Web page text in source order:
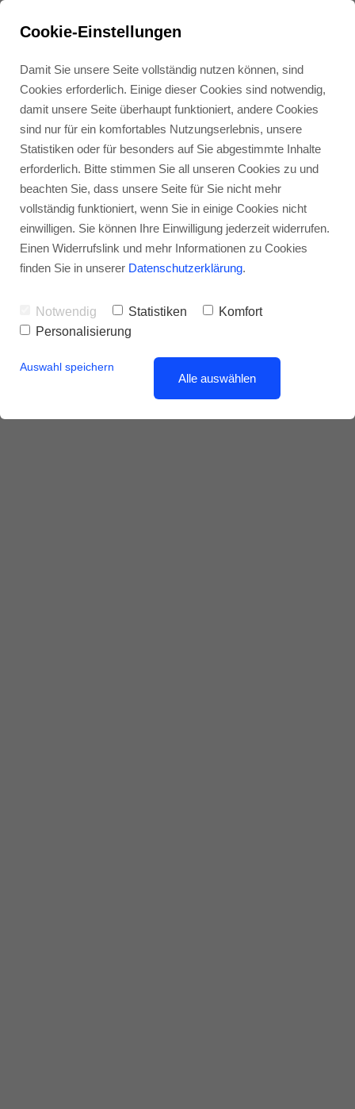
Cookie-Einstellungen
Damit Sie unsere Seite vollständig nutzen können, sind
Cookies erforderlich. Einige dieser Cookies sind notwendig,
damit unsere Seite überhaupt funktioniert, andere Cookies
sind nur für ein komfortables Nutzungserlebnis, unsere
Statistiken oder für besonders auf Sie abgestimmte Inhalte
erforderlich. Bitte stimmen Sie all unseren Cookies zu und
beachten Sie, dass unsere Seite für Sie nicht mehr
vollständig funktioniert, wenn Sie in einige Cookies nicht
einwilligen. Sie können Ihre Einwilligung jederzeit widerrufen.
Einen Widerrufslink und mehr Informationen zu Cookies
finden Sie in unserer Datenschutzerklärung.
Notwendig Statistiken
Komfort
Personalisierung
Auswahl speichern
Alle auswählen